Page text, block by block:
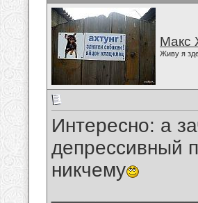
Макс
Живу я
Интересно: а
депрессивный
никчему